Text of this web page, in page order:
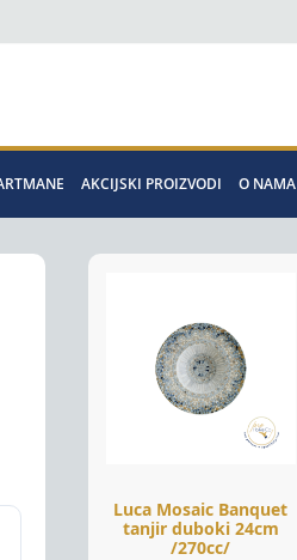
AKCIJSKI PROIZVODI O NAMA
Luca Mosaic Banquet
tanjir duboki 24cm
/270cc/